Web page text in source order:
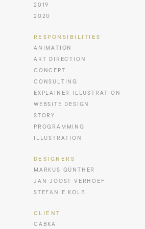
2019
2020
RESPONSIBILITIES
ANIMATION
ART DIRECTION
CONCEPT
CONSULTING
EXPLAINER ILLUSTRATION
WEBSITE DESIGN
STORY
PROGRAMMING
ILLUSTRATION
DESIGNERS
MARKUS GÜNTHER
JAN JOOST VERHOEF
STEFANIE KOLB
CLIENT
CABKA